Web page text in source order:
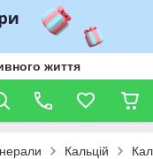
життя
Кальцій